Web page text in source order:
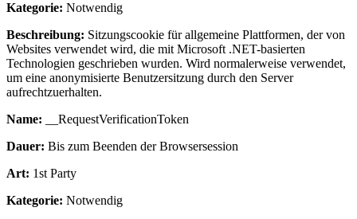
Kategorie: Notwendig
Beschreibung: Sitzungscookie für allgemeine Plattformen, der von
Websites verwendet wird, die mit Microsoft .NET-basierten
Technologien geschrieben wurden. Wird normalerweise verwendet,
um eine anonymisierte Benutzersitzung durch den Server
aufrechtzuerhalten.
Name: __RequestVerificationToken
Dauer: Bis zum Beenden der Browsersession
Art: 1st Party
Kategorie: Notwendig